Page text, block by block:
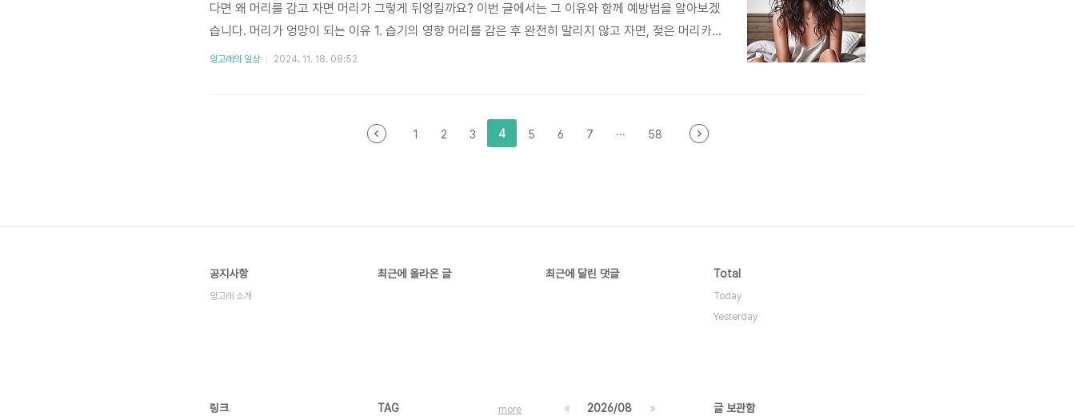
다면 왜 머리를 감고 자면 머리가 그렇게 뒤엉킬까요? 이번 글에서는 그 이유와 함께 예방법을 알아보겠
습니다. 머리가 엉망이 되는 이유 1. 습기의 영향 머리를 감은 후 완전히 말리지 않고 자면, 젖은 머리카락
이 베개와 마찰하면서 형태가 변합니다. 젖은 머리카락은 마른 머리카락보다 약하고 민감하기 때문에 쉽
은 마찰에 더욱 취약하기 때문에 문제가 심해질 수 있습니다. 3. 각질층 손상 머리카락의 겉부분인 ..
잉고래의 일상 2024. 11. 18. 08:52
1 2 3 4 5 6 7 ··· 58
공지사항
잉고래 소개
최근에 올라온 글 최근에 달린 댓글 Total
Today
Yesterday
링크 TAG more « 2026/08 » 글 보관함